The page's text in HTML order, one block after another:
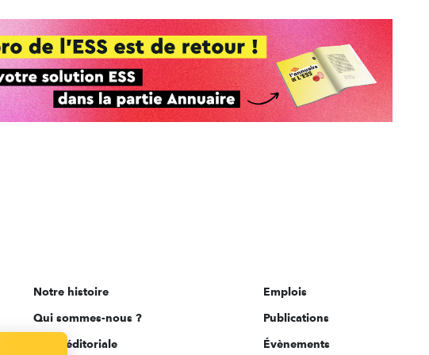
Notre histoire
Qui sommes-nous ?
Ligne éditoriale
Emplois
Publications
Évènements